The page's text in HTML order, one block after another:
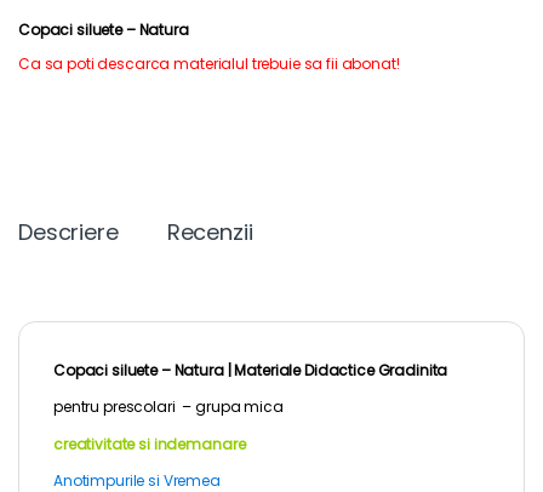
Copaci siluete – Natura
Ca sa poti descarca materialul trebuie sa fii abonat!
Descriere Recenzii
Copaci siluete – Natura |Materiale Didactice Gradinita
pentru prescolari – grupa mica
creativitate si indemanare
Anotimpurile si Vremea